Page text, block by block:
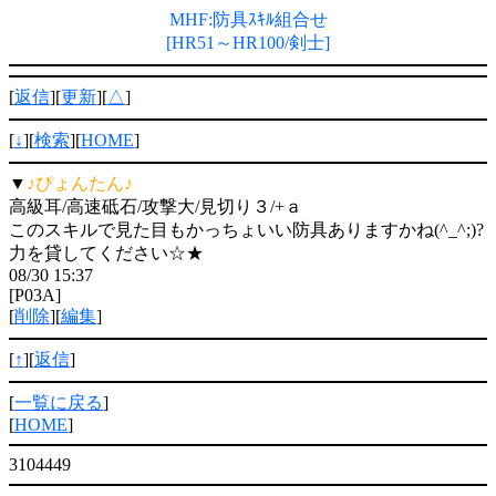
MHF:防具ｽｷﾙ組合せ
[HR51～HR100/剣士]
[返信][更新][△]
[↓][検索][HOME]
▼ ♪ぴょんたん♪
高級耳/高速砥石/攻撃大/見切り３/+ａ
このスキルで見た目もかっちょいい防具ありますかね(^_^;)?
力を貸してください☆★
08/30 15:37
[P03A]
[削除][編集]
[↑][返信]
[一覧に戻る]
[HOME]
3104449